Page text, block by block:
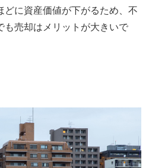
どに資産価値が下がるため、不
も売却はメリットが大きいで